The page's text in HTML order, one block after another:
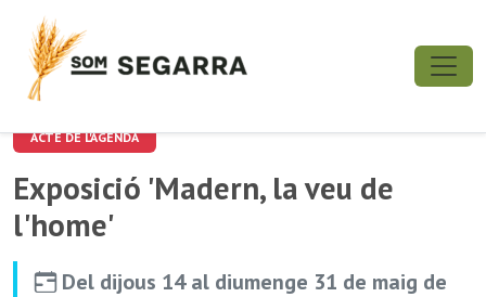
ACTE DE L'AGENDA
Exposició 'Madern, la veu de
l'home'
Del dijous 14 al diumenge 31 de maig de